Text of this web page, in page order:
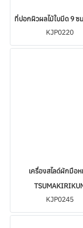
ที่ปอกผิวผลไม้ใบมีด 9 ซ
KJP0220
เครื่องสไลด์ผักมือ
KJP0245